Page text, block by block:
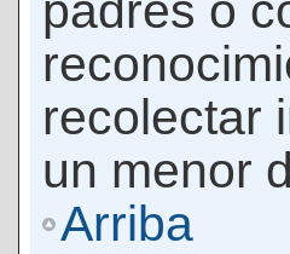
padres o
recolectar
un menor
Arriba